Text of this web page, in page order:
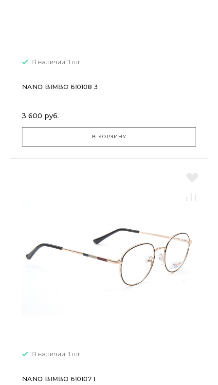
В наличии: 1 шт.
NANO BIMBO 610108 3
3 600 руб.
В КОРЗИНУ
В наличии: 1 шт.
NANO BIMBO 610107 1